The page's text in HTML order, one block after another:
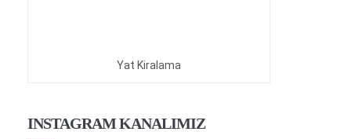
Yat Kiralama
INSTAGRAM KANALIMIZ